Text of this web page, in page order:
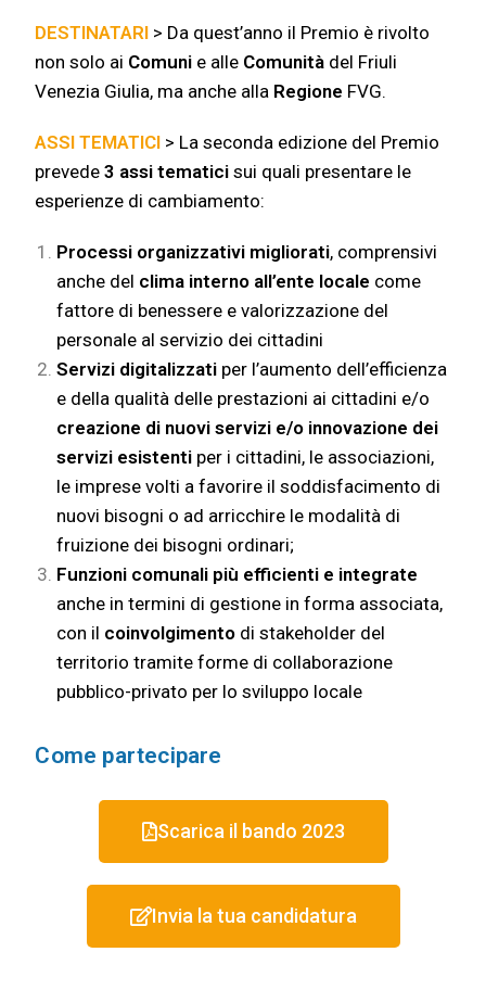
DESTINATARI > Da quest’anno il Premio è rivolto
non solo ai Comuni e alle Comunità del Friuli
Venezia Giulia, ma anche alla Regione FVG.
ASSI TEMATICI > La seconda edizione del Premio
prevede3 assi tematici sui quali presentare le
esperienze di cambiamento:
Processi organizzativi migliorati, comprensivi
anche del clima interno all’ente locale come
fattore di benessere e valorizzazione del
personale al servizio dei cittadini
Servizi digitalizzati per l’aumento dell’efficienza
e della qualità delle prestazioni ai cittadini e/o
creazione di nuovi servizi e/o innovazione dei
servizi esistenti per i cittadini, le associazioni,
le imprese volti a favorire il soddisfacimento di
nuovi bisogni o ad arricchire le modalità di
fruizione dei bisogni ordinari;
Funzioni comunali più efficienti e integrate
anche in termini di gestione in forma associata,
con il coinvolgimento di stakeholder del
territorio tramite forme di collaborazione
pubblico-privato per lo sviluppo locale
Come partecipare
Scarica il bando 2023
Invia la tua candidatura